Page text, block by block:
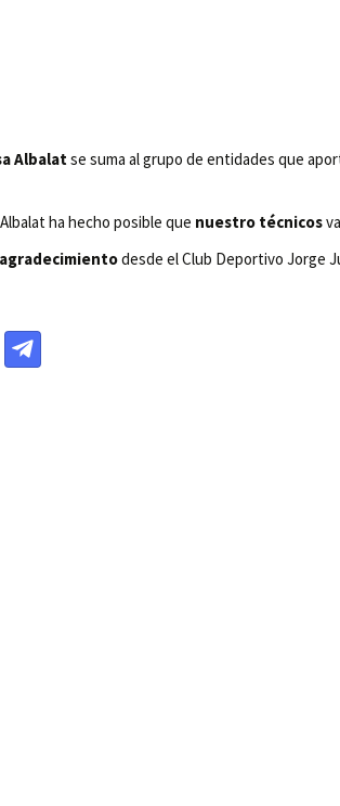
Albalatse suma al grupo de entidades que
ha hecho posible que nuestro técnicos
desde el Club Deportivo Jorge